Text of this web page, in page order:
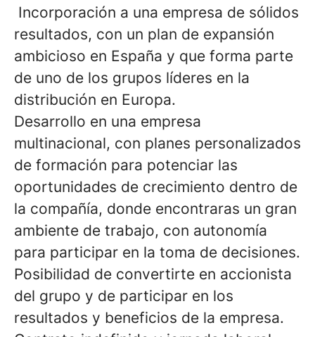
Incorporación a una empresa de sólidos
resultados, con un plan de expansión
ambicioso en España y que forma parte
de uno de los grupos líderes en la
distribución en Europa.
Desarrollo en una empresa
multinacional, con planes personalizados
de formación para potenciar las
oportunidades de crecimiento dentro de
la compañía, donde encontraras un gran
ambiente de trabajo, con autonomía
para participar en la toma de decisiones.
Posibilidad de convertirte en accionista
del grupo y de participar en los
resultados y beneficios de la empresa.